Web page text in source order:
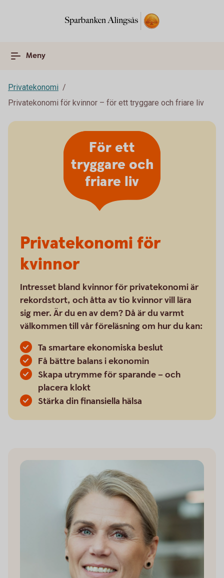
Meny
Privatekonomi
Privatekonomi för kvinnor – för ett tryggare och friare liv
Privatekonomi för
kvinnor
Intresset bland kvinnor för privatekonomi är
rekordstort, och åtta av tio kvinnor vill lära
sig mer. Är du en av dem? Då är du varmt
välkommen till vår föreläsning om hur du kan:
Ta smartare ekonomiska beslut
Få bättre balans i ekonomin
Skapa utrymme för sparande – och
placera klokt
Stärka din finansiella hälsa
För ett
tryggare och
friare liv